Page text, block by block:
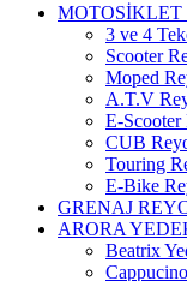
MOTOSİKLET
3 ve 4
Scooter
Moped
A.T.V
E-Scooter
CUB
Touring
E-Bike
GRENAJ
ARORA
Beatrix